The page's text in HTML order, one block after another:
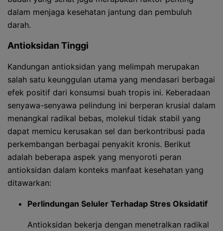
dalam menjaga kesehatan jantung dan pembuluh
darah.
Antioksidan Tinggi
Kandungan antioksidan yang melimpah merupakan
salah satu keunggulan utama yang mendasari berbagai
efek positif dari konsumsi buah tropis ini. Keberadaan
senyawa-senyawa pelindung ini berperan krusial dalam
menangkal radikal bebas, molekul tidak stabil yang
dapat memicu kerusakan sel dan berkontribusi pada
perkembangan berbagai penyakit kronis. Berikut
adalah beberapa aspek yang menyoroti peran
antioksidan dalam konteks manfaat kesehatan yang
ditawarkan:
Perlindungan Seluler Terhadap Stres Oksidatif
Antioksidan bekerja dengan menetralkan radikal